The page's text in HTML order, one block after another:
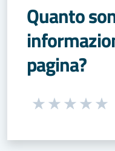
Quanto
pagina?
Seleziona una